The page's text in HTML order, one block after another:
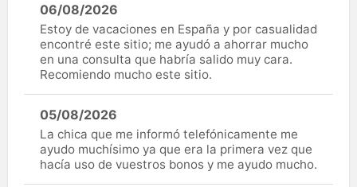
06/08/2026
Estoy de vacaciones en España y por casualidad
encontré este sitio; me ayudó a ahorrar mucho
en una consulta que habría salido muy cara.
Recomiendo mucho este sitio.
05/08/2026
La chica que me informó telefónicamente me
ayudo muchísimo ya que era la primera vez que
hacía uso de vuestros bonos y me ayudo mucho.